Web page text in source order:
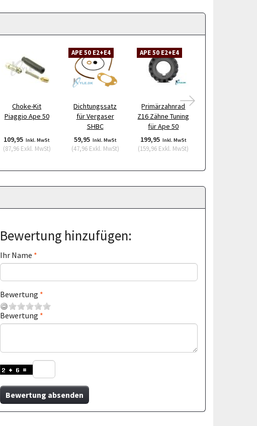
Choke-Kit
Piaggio Ape 50
109,95 Inkl. MwSt
(87,96Exkl. MwSt)
APE 50 E2+E4
Dichtungssatz
für Vergaser
SHBC
59,95 Inkl. MwSt
(47,96Exkl. MwSt)
APE 50 E2+E4
Primärzahnrad
Z16 Zähne Tuning
für Ape 50
199,95 Inkl. MwSt
(159,96 Exkl. MwSt)
Bewertung hinzufügen:
Ihr Name
Bewertung
Bewertung
Bewertung absenden